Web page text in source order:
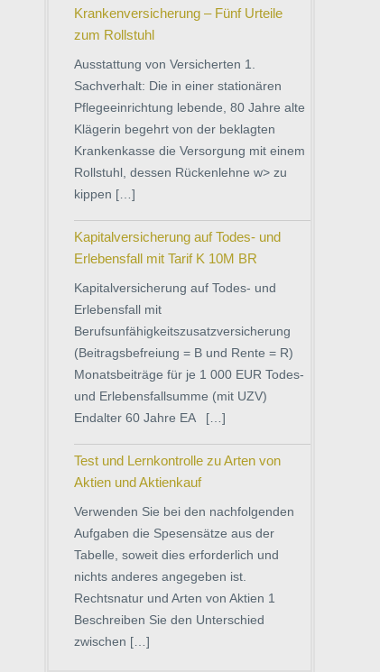
Krankenversicherung – Fünf Urteile
zum Rollstuhl
Ausstattung von Versicherten 1.
Sachverhalt: Die in einer stationären
Pflegeeinrichtung lebende, 80 Jahre alte
Klägerin begehrt von der beklagten
Krankenkasse die Versorgung mit einem
Rollstuhl, dessen Rückenlehne w> zu
kippen […]
Kapitalversicherung auf Todes- und
Erlebensfall mit Tarif K 10M BR
Kapitalversicherung auf Todes- und
Erlebensfall mit
Berufsunfähigkeitszusatzversicherung
(Beitragsbefreiung = B und Rente = R)
Monatsbeiträge für je 1 000 EUR Todes-
und Erlebensfallsumme (mit UZV)
Endalter 60 Jahre EA […]
Test und Lernkontrolle zu Arten von
Aktien und Aktienkauf
Verwenden Sie bei den nachfolgenden
Aufgaben die Spesensätze aus der
Tabelle, soweit dies erforderlich und
nichts anderes angegeben ist.
Rechtsnatur und Arten von Aktien 1
Beschreiben Sie den Unterschied
zwischen […]